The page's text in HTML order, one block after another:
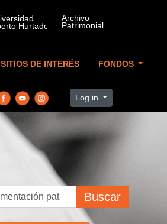
SITIOS DE INTERÉS FONDOS
Log in
Buscar